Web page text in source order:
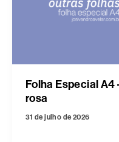
Folha Especial
rosa
31 de julho de 2026